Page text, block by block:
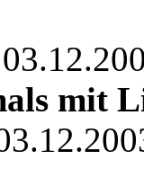
mit